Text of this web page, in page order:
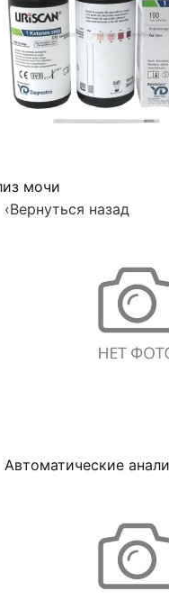
мочи
‹Вернуться назад
Автоматические